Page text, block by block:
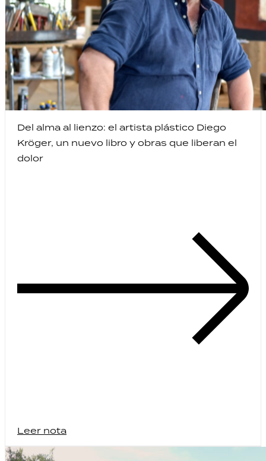
Del alma al lienzo: el artista plástico Diego
Kröger, un nuevo libro y obras que liberan el
dolor
Leer nota